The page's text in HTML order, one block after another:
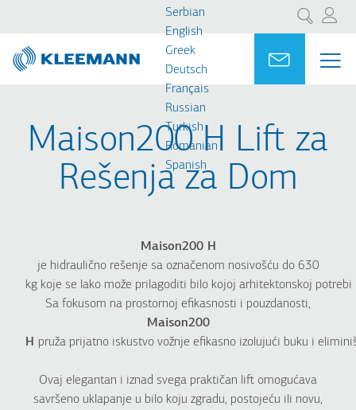
main
content
main
search
Претрага
Serbian
English
Greek
Deutsch
Français
Russian
Turkish
Romanian
Spanish
Ask for
Maison200 H Lift za
Rešenja za Dom
Maison200 H
je hidraulično rešenje sa označenom nosivošću do 630
kg koje se lako može prilagoditi bilo kojoj arhitektonskoj
Sa fokusom na prostornoj efikasnosti i pouzdanosti,
Maison200
H pruža prijatno iskustvo vožnje efikasno izolujući buku i
Ovaj elegantan i iznad svega praktičan lift omogućava
savršeno uklapanje u bilo koju zgradu, postojeću ili novu,
Portal